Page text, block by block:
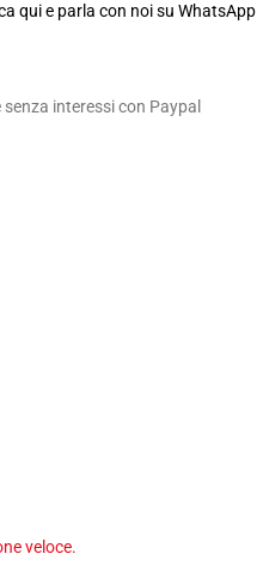
qui e parla con noi su WhatsApp
interessi con Paypal
veloce.